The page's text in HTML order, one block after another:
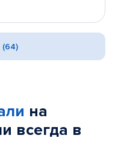
(64)
на
всегда в